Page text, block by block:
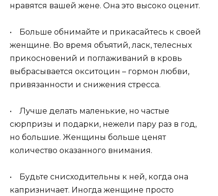
нравятся вашей жене. Она это высоко оценит.
• Больше обнимайте и прикасайтесь к своей
женщине. Во время объятий, ласк, телесных
прикосновений и поглаживаний в кровь
выбрасывается окситоцин – гормон любви,
привязанности и снижения стресса.
• Лучше делать маленькие, но частые
сюрпризы и подарки, нежели пару раз в год,
но большие. Женщины больше ценят
количество оказанного внимания.
• Будьте снисходительны к ней, когда она
капризничает. Иногда женщине просто